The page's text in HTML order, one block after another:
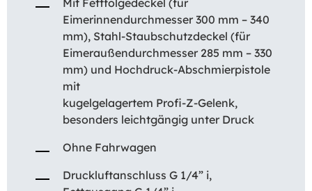
Eimerinnendurchmesser 300 mm – 340
mm), Stahl-Staubschutzdeckel (für
Eimeraußendurchmesser 285 mm – 330
mm) und Hochdruck-Abschmierpistole
mit
kugelgelagertem Profi-Z-Gelenk,
besonders leichtgängig unter Druck
Ohne Fahrwagen
Druckluftanschluss G 1/4” i,